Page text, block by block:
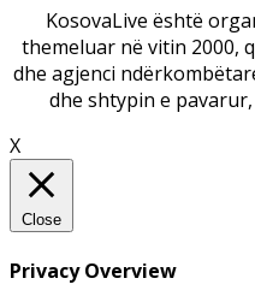
KosovaLive është
themeluar në vitin 2000,
dhe agjenci
dhe shtypin e
X
Close
Privacy Overview